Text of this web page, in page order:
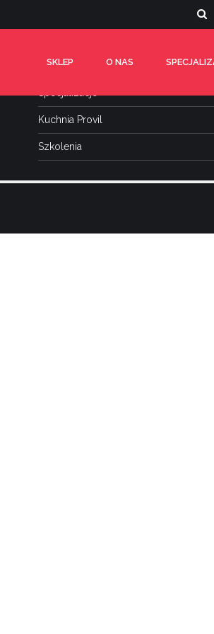
SKLEP O NAS
O nas
Kuchnia Provil
Szkolenia